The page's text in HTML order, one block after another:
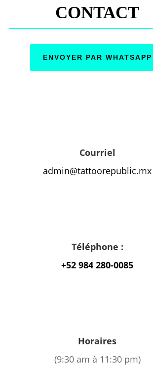
CONTACT
ENVOYER PAR WHATSAPP
Courriel
admin@tattoorepublic.mx
Téléphone :
+52 984 280-0085
Horaires
(9:30 am à 11:30 pm)